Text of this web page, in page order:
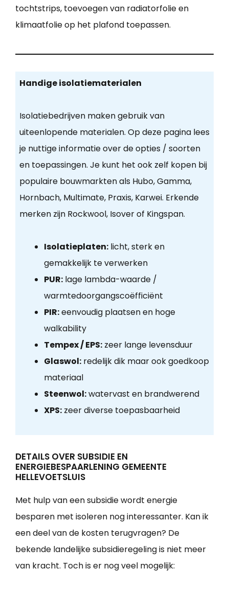
tochtstrips, toevoegen van radiatorfolie en
klimaatfolie op het plafond toepassen.
Handige isolatiematerialen
Isolatiebedrijven maken gebruik van
uiteenlopende materialen. Op deze pagina lees
je nuttige informatie over de opties / soorten
en toepassingen. Je kunt het ook zelf kopen bij
populaire bouwmarkten als Hubo, Gamma,
Hornbach, Multimate, Praxis, Karwei. Erkende
merken zijn Rockwool, Isover of Kingspan.
Isolatieplaten:licht, sterk en
gemakkelijk te verwerken
PUR:lage lambda-waarde /
warmtedoorgangscoëfficiënt
PIR:eenvoudig plaatsen en hoge
walkability
Tempex / EPS:zeer lange levensduur
Glaswol:redelijk dik maar ook goedkoop
materiaal
Steenwol:watervast en brandwerend
XPS:zeer diverse toepasbaarheid
DETAILS OVER SUBSIDIE EN
ENERGIEBESPAARLENING GEMEENTE
HELLEVOETSLUIS
Met hulp van een subsidie wordt energie
besparen met isoleren nog interessanter. Kan ik
een deel van de kosten terugvragen? De
bekende landelijke subsidieregeling is niet meer
van kracht. Toch is er nog veel mogelijk: